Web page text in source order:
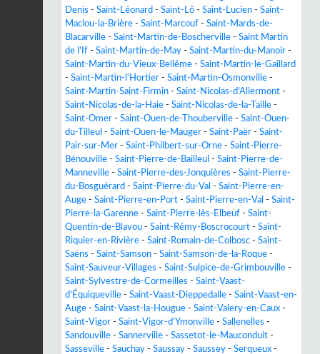
Denis - Saint-Léonard - Saint-Lô - Saint-Lucien - Saint-
Maclou-la-Brière - Saint-Marcouf - Saint-Mards-de-
Blacarville - Saint-Martin-de-Boscherville - Saint Martin
de l'If - Saint-Martin-de-May - Saint-Martin-du-Manoir -
Saint-Martin-du-Vieux-Bellême - Saint-Martin-le-Gaillard
- Saint-Martin-l'Hortier - Saint-Martin-Osmonville -
Saint-Martin-Saint-Firmin - Saint-Nicolas-d'Aliermont -
Saint-Nicolas-de-la-Haie - Saint-Nicolas-de-la-Taille -
Saint-Omer - Saint-Ouen-de-Thouberville - Saint-Ouen-
du-Tilleul - Saint-Ouen-le-Mauger - Saint-Paër - Saint-
Pair-sur-Mer - Saint-Philbert-sur-Orne - Saint-Pierre-
Bénouville - Saint-Pierre-de-Bailleul - Saint-Pierre-de-
Manneville - Saint-Pierre-des-Jonquières - Saint-Pierre-
du-Bosguérard - Saint-Pierre-du-Val - Saint-Pierre-en-
Auge - Saint-Pierre-en-Port - Saint-Pierre-en-Val - Saint-
Pierre-la-Garenne - Saint-Pierre-lès-Elbeuf - Saint-
Quentin-de-Blavou - Saint-Rémy-Boscrocourt - Saint-
Riquier-en-Rivière - Saint-Romain-de-Colbosc - Saint-
Saëns - Saint-Samson - Saint-Samson-de-la-Roque -
Saint-Sauveur-Villages - Saint-Sulpice-de-Grimbouville -
Saint-Sylvestre-de-Cormeilles - Saint-Vaast-
d'Équiqueville - Saint-Vaast-Dieppedalle - Saint-Vaast-en-
Auge - Saint-Vaast-la-Hougue - Saint-Valery-en-Caux -
Saint-Vigor - Saint-Vigor-d'Ymonville - Sallenelles -
Sandouville - Sannerville - Sassetot-le-Mauconduit -
Sasseville - Sauchay - Saussay - Saussey - Serqueux -